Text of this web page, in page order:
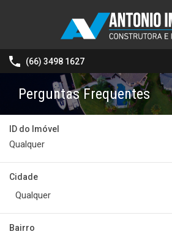
(66) 3498 1627
Perguntas Frequentes
ID do Imóvel
Cidade
Qualquer
Bairro